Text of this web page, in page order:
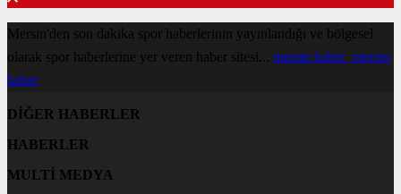
Mersin'den son dakika spor haberlerinin yayınlandığı ve bölgesel
olarak spor haberlerine yer veren haber sitesi... mersin haber mersin
haber
DİĞER HABERLER
HABERLER
MULTİ MEDYA